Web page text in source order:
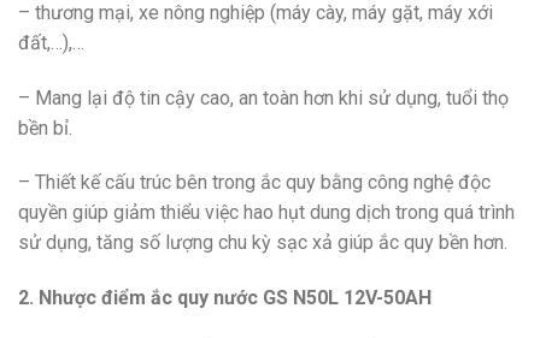
– thương mại, xe nông nghiệp (máy cày, máy gặt, máy xới
đất,…),…
– Mang lại độ tin cậy cao, an toàn hơn khi sử dụng, tuổi thọ
bền bỉ.
– Thiết kế cấu trúc bên trong ắc quy bằng công nghệ độc
quyền giúp giảm thiểu việc hao hụt dung dịch trong quá trình
sử dụng, tăng số lượng chu kỳ sạc xả giúp ắc quy bền hơn.
2. Nhược điểm ắc quy nước GS N50L 12V-50AH